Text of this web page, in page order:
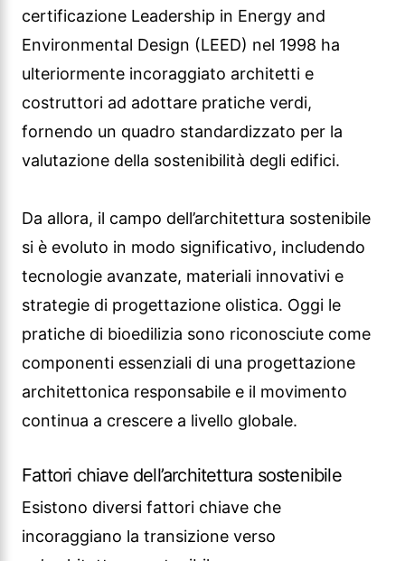
certificazione Leadership in Energy and
Environmental Design (LEED) nel 1998 ha
ulteriormente incoraggiato architetti e
costruttori ad adottare pratiche verdi,
fornendo un quadro standardizzato per la
valutazione della sostenibilità degli edifici.
Da allora, il campo dell’architettura sostenibile
si è evoluto in modo significativo, includendo
tecnologie avanzate, materiali innovativi e
strategie di progettazione olistica. Oggi le
pratiche di bioedilizia sono riconosciute come
componenti essenziali di una progettazione
architettonica responsabile e il movimento
continua a crescere a livello globale.
Fattori chiave dell’architettura sostenibile
Esistono diversi fattori chiave che
incoraggiano la transizione verso